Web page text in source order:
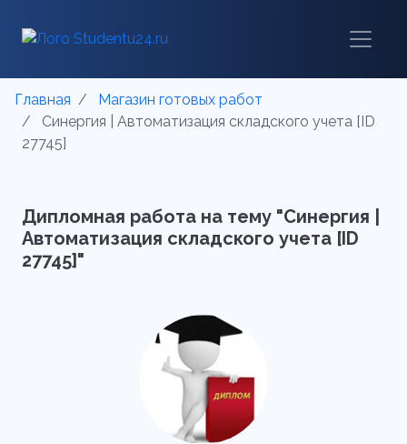
Главная
Магазин готовых работ
Синергия | Автоматизация складского учета [ID
27745]
Дипломная работа на тему "Синергия |
Автоматизация складского учета [ID
27745]"